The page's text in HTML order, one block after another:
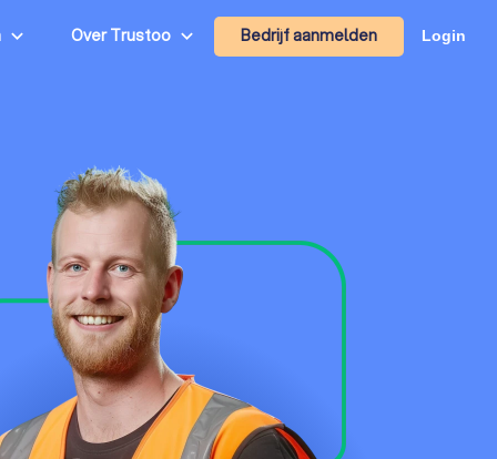
Over Trustoo Bedrijf aanmelden Login